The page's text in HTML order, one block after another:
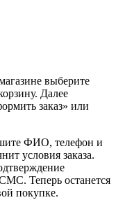
выберите
Далее
заказ» или
ФИО, телефон и
условия заказа.
Теперь останется
покупке.